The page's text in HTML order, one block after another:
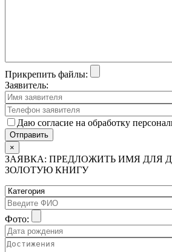
Прикрепить файлы:
Заявитель:
Даю согласие на обработку
×
ЗАЯВКА: ПРЕДЛОЖИТЬ ИМЯ ДЛЯ
ЗОЛОТУЮ КНИГУ
Фото: